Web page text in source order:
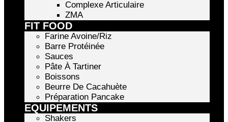
Complexe Articulaire
ZMA
FIT FOOD
Farine Avoine/Riz
Barre Protéinée
Sauces
Pâte À Tartiner
Boissons
Beurre De Cacahuète
Préparation Pancake
EQUIPEMENTS
Shakers